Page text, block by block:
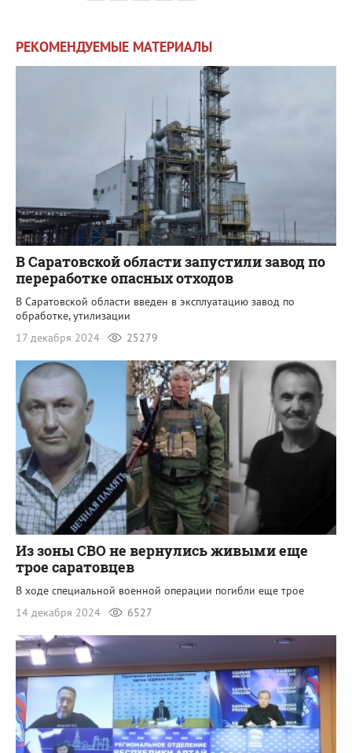
РЕКОМЕНДУЕМЫЕ МАТЕРИАЛЫ
В Саратовской области запустили завод по
переработке опасных отходов
В Саратовской области введен в эксплуатацию завод по
обработке, утилизации
17 декабря 2024
25279
Из зоны СВО не вернулись живыми еще
трое саратовцев
В ходе специальной военной операции погибли еще трое
14 декабря 2024
6527